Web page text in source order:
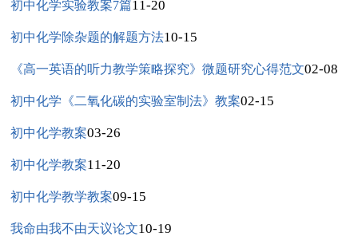
初中化学实验教案7篇11-20
初中化学除杂题的解题方法10-15
《高一英语的听力教学策略探究》微题研究心得范文02-08
初中化学《二氧化碳的实验室制法》教案02-15
初中化学教案03-26
初中化学教案11-20
初中化学教学教案09-15
我命由我不由天议论文10-19